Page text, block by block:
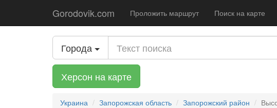
Gorodovik.com Проложить маршрут Поиск на карте
Города
Херсон на карте
Украина Запорожская область Запорожский район